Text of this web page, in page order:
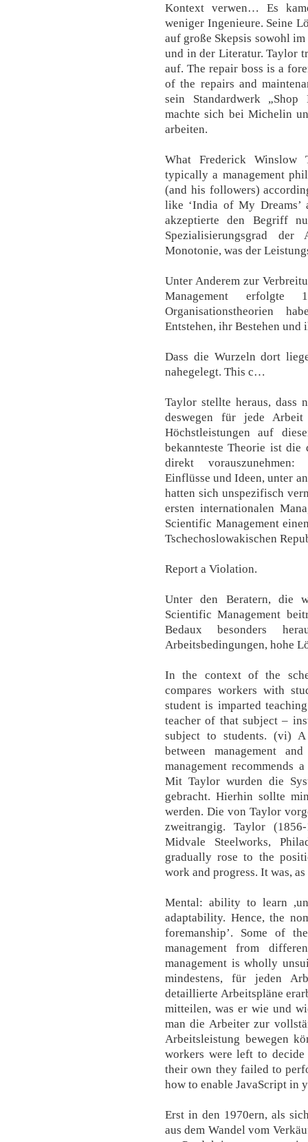
Kontext verwen… Es
weniger Ingenieure. Seine
auf große Skepsis sowohl
und in der Literatur. Taylor
auf. The repair boss is a
of the repairs and
sein Standardwerk
machte sich bei Michelin
arbeiten.
What Frederick Winslow
typically a management
(and his followers)
like ‘India of My Dreams’
akzeptierte den Begriff
Spezialisierungsgrad
Monotonie, was der
Unter Anderem zur
Management
Organisationstheorien
Entstehen, ihr Bestehen
Dass die Wurzeln dort
nahegelegt. This c…
Taylor stellte heraus, dass
deswegen für jede
Höchstleistungen auf
bekannteste Theorie ist die
direkt vorauszunehmen:
Einflüsse und Ideen, unter
hatten sich unspezifisch
ersten internationalen
Scientific Management
Tschechoslowakischen
Report a Violation.
Unter den Beratern, die
Scientific Management
Bedaux besonders
Arbeitsbedingungen, hohe
In the context of the
compares workers with
student is imparted
teacher of that subject –
subject to students. (vi)
between management
management recommends
Mit Taylor wurden die
gebracht. Hierhin sollte
werden. Die von Taylor
zweitrangig. Taylor
Midvale Steelworks,
gradually rose to the
work and progress. It was,
Mental: ability to learn
adaptability. Hence, the
foremanship’. Some of
management from
management is wholly
mindestens, für jeden
detaillierte Arbeitspläne
mitteilen, was er wie und
man die Arbeiter zur
Arbeitsleistung bewegen
workers were left to
their own they failed to
how to enable JavaScript in
Erst in den 1970ern, als
aus dem Wandel vom